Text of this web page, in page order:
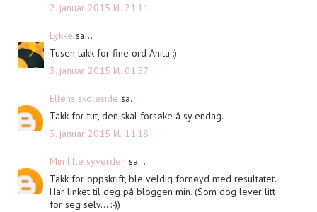
2. januar 2015 kl. 21:11
Lykke sa...
Tusen takk for fine ord Anita :)
3. januar 2015 kl. 01:57
Ellens skoleside sa...
Takk for tut, den skal forsøke å sy endag.
3. januar 2015 kl. 11:18
Min lille syverden sa...
Takk for oppskrift, ble veldig fornøyd med resultatet.
Har linket til deg på bloggen min. (Som dog lever litt
for seg selv... :-))